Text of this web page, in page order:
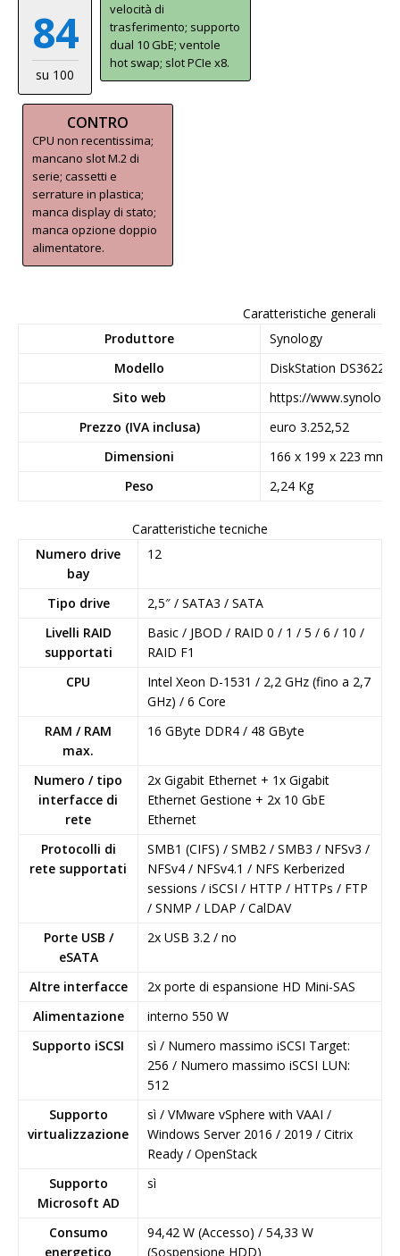
84
su 100
velocità di
trasferimento; supporto
dual 10 GbE; ventole
hot swap; slot PCIe x8.
CONTRO
CPU non recentissima;
mancano slot M.2 di
serie; cassetti e
serrature in plastica;
manca display di stato;
manca opzione doppio
alimentatore.
Caratteristiche generali
Produttore
Synology
Modello
DiskStation
Sito web
https://
Prezzo (IVA inclusa)
euro 3.252,52
Dimensioni
166 x 199 x 223 mm
Peso
2,24 Kg
Caratteristiche tecniche
Numero drive
bay
12
Tipo drive
2,5″ / SATA3 / SATA
Livelli RAID
supportati
Basic / JBOD / RAID 0 / 1 / 5 / 6 / 10 /
RAID F1
CPU
Intel Xeon D-1531 / 2,2 GHz (fino a 2,7
GHz) / 6 Core
RAM / RAM
max.
16 GByte DDR4 / 48 GByte
Numero / tipo
interfacce di
rete
2x Gigabit Ethernet + 1x Gigabit
Ethernet Gestione + 2x 10 GbE
Ethernet
Protocolli di
rete supportati
SMB1 (CIFS) / SMB2 / SMB3 / NFSv3 /
NFSv4 / NFSv4.1 / NFS Kerberized
sessions / iSCSI / HTTP / HTTPs / FTP
/ SNMP / LDAP / CalDAV
Porte USB /
eSATA
2x USB 3.2 / no
Altre interfacce
2x porte di espansione HD Mini-SAS
Alimentazione
interno 550 W
Supporto iSCSI
sì / Numero massimo iSCSI Target:
256 / Numero massimo iSCSI LUN:
512
Supporto
virtualizzazione
sì / VMware vSphere with VAAI /
Windows Server 2016 / 2019 / Citrix
Ready / OpenStack
Supporto
Microsoft AD
sì
Consumo
energetico
94,42 W (Accesso) / 54,33 W
(Sospensione HDD)